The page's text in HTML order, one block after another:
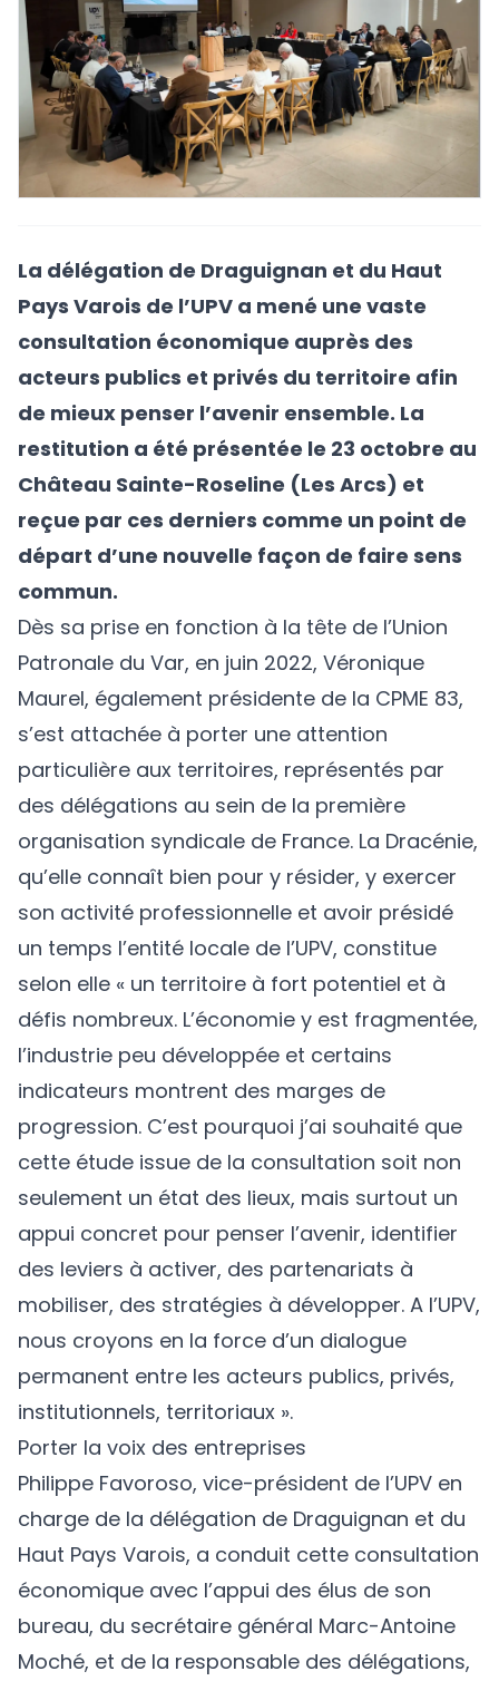
La délégation de Draguignan et du Haut
Pays Varois de l’UPV a mené une vaste
consultation économique auprès des
acteurs publics et privés du territoire afin
de mieux penser l’avenir ensemble. La
restitution a été présentée le 23 octobre au
Château Sainte-Roseline (Les Arcs) et
reçue par ces derniers comme un point de
départ d’une nouvelle façon de faire sens
commun.
Dès sa prise en fonction à la tête de l’Union
Patronale du Var, en juin 2022, Véronique
Maurel, également présidente de la CPME 83,
s’est attachée à porter une attention
particulière aux territoires, représentés par
des délégations au sein de la première
organisation syndicale de France. La Dracénie,
qu’elle connaît bien pour y résider, y exercer
son activité professionnelle et avoir présidé
un temps l’entité locale de l’UPV, constitue
selon elle « un territoire à fort potentiel et à
défis nombreux. L’économie y est fragmentée,
l’industrie peu développée et certains
indicateurs montrent des marges de
progression. C’est pourquoi j’ai souhaité que
cette étude issue de la consultation soit non
seulement un état des lieux, mais surtout un
appui concret pour penser l’avenir, identifier
des leviers à activer, des partenariats à
mobiliser, des stratégies à développer. A l’UPV,
nous croyons en la force d’un dialogue
permanent entre les acteurs publics, privés,
institutionnels, territoriaux ».
Porter la voix des entreprises
Philippe Favoroso, vice-président de l’UPV en
charge de la délégation de Draguignan et du
Haut Pays Varois, a conduit cette consultation
économique avec l’appui des élus de son
bureau, du secrétaire général Marc-Antoine
Moché, et de la responsable des délégations,